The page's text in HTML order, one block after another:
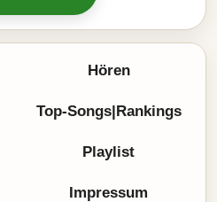
Hören
Top-Songs|Rankings
Playlist
Impressum